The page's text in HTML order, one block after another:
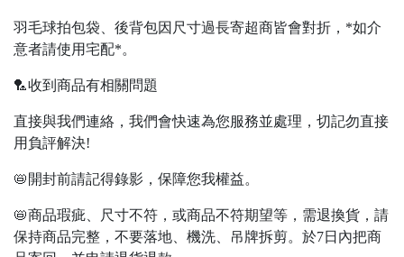
羽毛球拍包袋、後背包因尺寸過長寄超商皆會對折，*如介
意者請使用宅配*。
🏸收到商品有相關問題
直接與我們連絡，我們會快速為您服務並處理，切記勿直接
用負評解決!
📛開封前請記得錄影，保障您我權益。
📛商品瑕疵、尺寸不符，或商品不符期望等，需退換貨，請
保持商品完整，不要落地、機洗、吊牌拆剪。於7日內把商